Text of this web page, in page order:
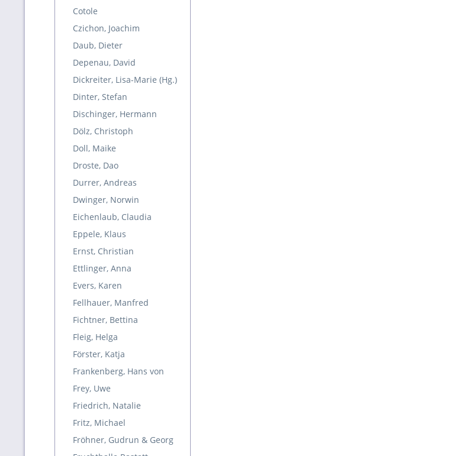
Cotole
Czichon, Joachim
Daub, Dieter
Depenau, David
Dickreiter, Lisa-Marie (Hg.)
Dinter, Stefan
Dischinger, Hermann
Dölz, Christoph
Doll, Maike
Droste, Dao
Durrer, Andreas
Dwinger, Norwin
Eichenlaub, Claudia
Eppele, Klaus
Ernst, Christian
Ettlinger, Anna
Evers, Karen
Fellhauer, Manfred
Fichtner, Bettina
Fleig, Helga
Förster, Katja
Frankenberg, Hans von
Frey, Uwe
Friedrich, Natalie
Fritz, Michael
Fröhner, Gudrun & Georg